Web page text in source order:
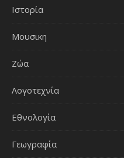
Ιστορία
Μουσικη
Ζώα
Λογοτεχνία
Εθνολογία
Γεωγραφία